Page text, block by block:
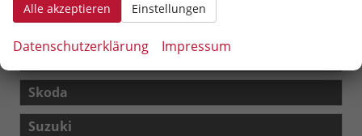
Peugeot
Skoda
Suzuki
Alle akzeptieren Einstellungen
Datenschutzerklärung Impressum